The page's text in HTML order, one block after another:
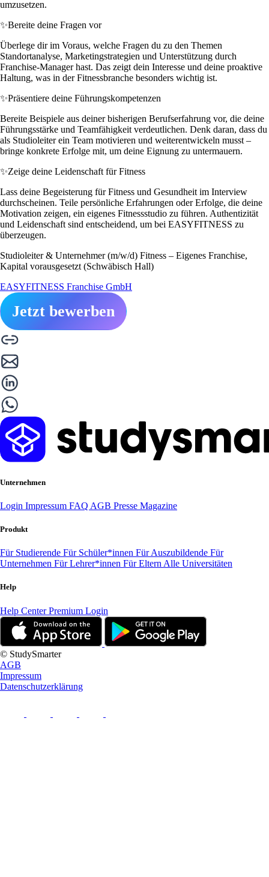
umzusetzen.
✨Bereite deine Fragen vor
Überlege dir im Voraus, welche Fragen du zu den Themen
Standortanalyse, Marketingstrategien und Unterstützung durch
Franchise-Manager hast. Das zeigt dein Interesse und deine proaktive
Haltung, was in der Fitnessbranche besonders wichtig ist.
✨Präsentiere deine Führungskompetenzen
Bereite Beispiele aus deiner bisherigen Berufserfahrung vor, die deine
Führungsstärke und Teamfähigkeit verdeutlichen. Denk daran, dass du
als Studioleiter ein Team motivieren und weiterentwickeln musst –
bringe konkrete Erfolge mit, um deine Eignung zu untermauern.
✨Zeige deine Leidenschaft für Fitness
Lass deine Begeisterung für Fitness und Gesundheit im Interview
durchscheinen. Teile persönliche Erfahrungen oder Erfolge, die deine
Motivation zeigen, ein eigenes Fitnessstudio zu führen. Authentizität
und Leidenschaft sind entscheidend, um bei EASYFITNESS zu
überzeugen.
Studioleiter & Unternehmer (m/w/d) Fitness – Eigenes Franchise,
Kapital vorausgesetzt (Schwäbisch Hall)
EASYFITNESS Franchise GmbH
Jetzt bewerben
Unternehmen
Login Impressum FAQ AGB Presse Magazine
Produkt
Für Studierende Für Schüler*innen Für Auszubildende Für
Unternehmen Für Lehrer*innen Für Eltern Alle Universitäten
Help
Help CenterPremium Login
© StudySmarter
AGB
Impressum
Datenschutzerklärung